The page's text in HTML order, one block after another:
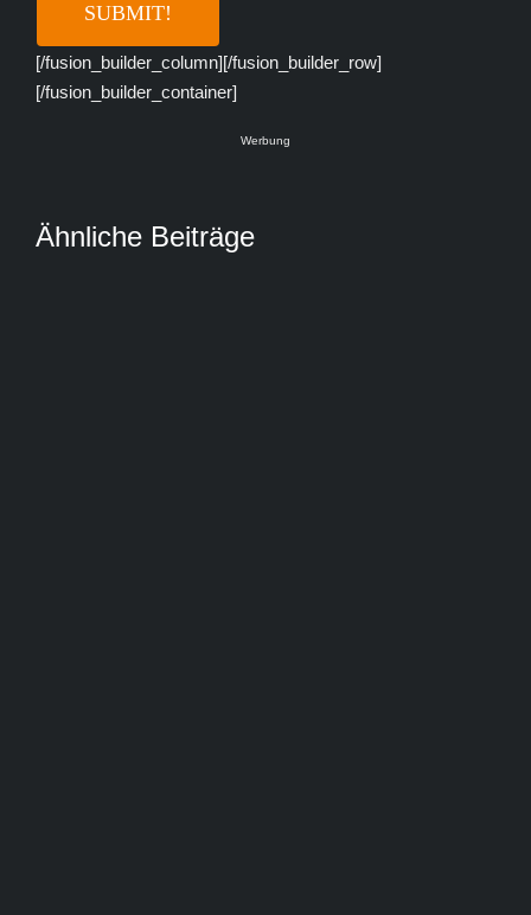
[/fusion_builder_column][/fusion_builder_row]
[/fusion_builder_container]
Werbung
Ähnliche Beiträge